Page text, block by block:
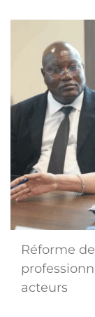
Réforme
acteurs